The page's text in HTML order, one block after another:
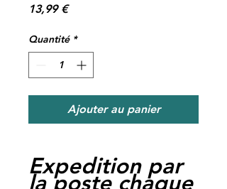
13,99 €Prix
Quantité *
Ajouter au panier
Expedition par
la poste chaque